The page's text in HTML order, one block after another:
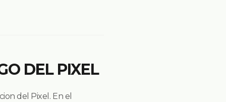
DEL PIXEL
del Pixel. En el